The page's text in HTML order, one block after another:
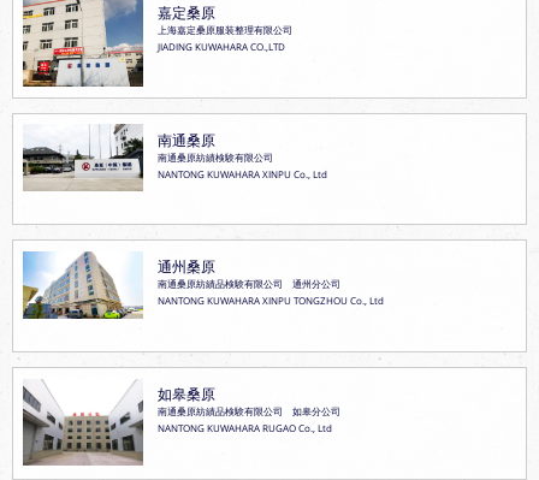
嘉定桑原
上海嘉定桑原服装整理有限公司
JIADING KUWAHARA CO.,LTD
南通桑原
南通桑原紡績検験有限公司
NANTONG KUWAHARA XINPU Co., Ltd
通州桑原
南通桑原紡績品検験有限公司 通州分公司
NANTONG KUWAHARA XINPU TONGZHOU Co., Ltd
如皋桑原
南通桑原紡績品検験有限公司 如皋分公司
NANTONG KUWAHARA RUGAO Co., Ltd